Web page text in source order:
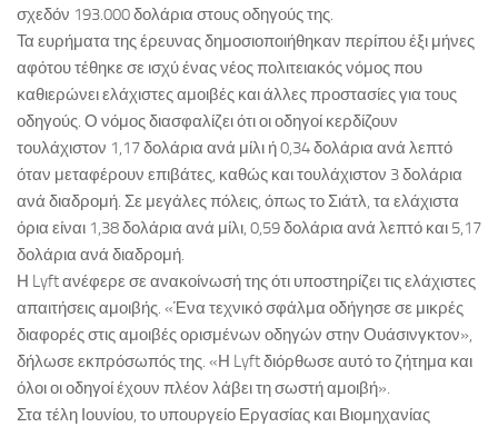
σχεδόν 193.000 δολάρια στους οδηγούς της.
Τα ευρήματα της έρευνας δημοσιοποιήθηκαν περίπου έξι μήνες
αφότου τέθηκε σε ισχύ ένας νέος πολιτειακός νόμος που
καθιερώνει ελάχιστες αμοιβές και άλλες προστασίες για τους
οδηγούς. Ο νόμος διασφαλίζει ότι οι οδηγοί κερδίζουν
τουλάχιστον 1,17 δολάρια ανά μίλι ή 0,34 δολάρια ανά λεπτό
όταν μεταφέρουν επιβάτες, καθώς και τουλάχιστον 3 δολάρια
ανά διαδρομή. Σε μεγάλες πόλεις, όπως το Σιάτλ, τα ελάχιστα
όρια είναι 1,38 δολάρια ανά μίλι, 0,59 δολάρια ανά λεπτό και 5,17
δολάρια ανά διαδρομή.
Η Lyft ανέφερε σε ανακοίνωσή της ότι υποστηρίζει τις ελάχιστες
απαιτήσεις αμοιβής. «Ένα τεχνικό σφάλμα οδήγησε σε μικρές
διαφορές στις αμοιβές ορισμένων οδηγών στην Ουάσινγκτον»,
δήλωσε εκπρόσωπός της. «Η Lyft διόρθωσε αυτό το ζήτημα και
όλοι οι οδηγοί έχουν πλέον λάβει τη σωστή αμοιβή».
Στα τέλη Ιουνίου, το υπουργείο Εργασίας και Βιομηχανίας